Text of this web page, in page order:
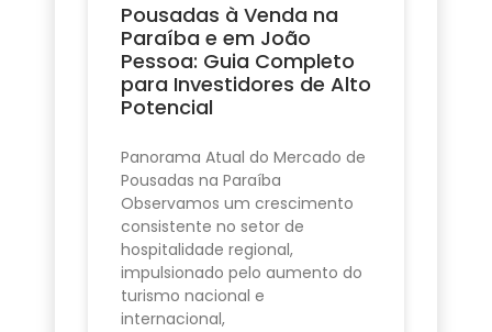
Pousadas à Venda na
Paraíba e em João
Pessoa: Guia Completo
para Investidores de Alto
Potencial
Panorama Atual do Mercado de
Pousadas na Paraíba
Observamos um crescimento
consistente no setor de
hospitalidade regional,
impulsionado pelo aumento do
turismo nacional e
internacional,